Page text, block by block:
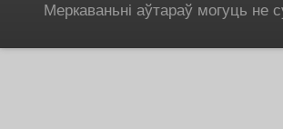
Меркаваньні аўтараў могуць не